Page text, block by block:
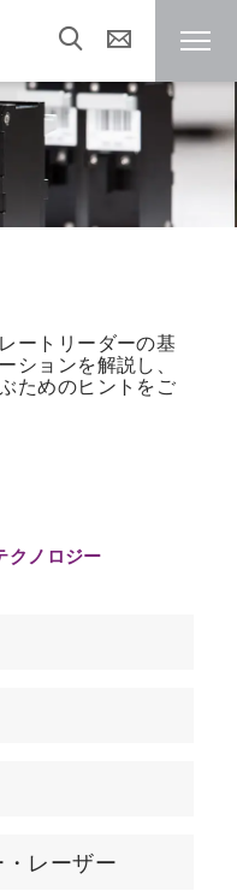
ートリーダーの基
ションを解説し、
ためのヒントをご
クノロジー
レーザー